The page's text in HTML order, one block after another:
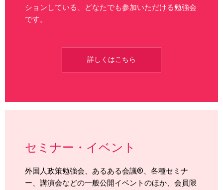
ションしている、どなたでも参加いただける勉強会
です。
詳しくはこちら
セミナー・イベント
外国人政策勉強会、あるある会議®、各種セミナ
ー、講演会などの一般公開イベントのほか、会員限